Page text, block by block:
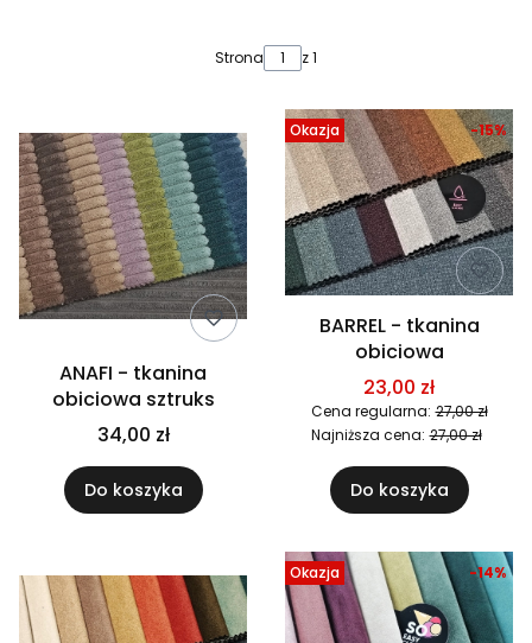
Strona z 1
ANAFI - tkanina
obiciowa sztruks
34,00 zł
Do koszyka
Okazja
BARREL - tkanina
obiciowa
23,00 zł
Cena regularna: 27,00 zł
-15%
Najniższa cena: 27,00 zł
Do koszyka
Okazja -14%